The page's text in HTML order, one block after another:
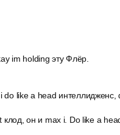
im holding эту Флёр.
like a head интеллидженс,
он и max i. Do like a